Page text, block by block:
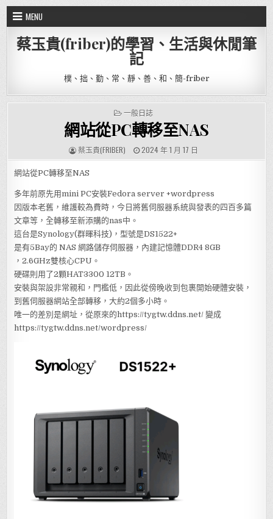
Skip to content
MENU
蔡玉貴(friber)的學習、生活與休閒筆
記
樸、拙、勤、常、靜、善、和、簡-friber
POSTED IN
一般日誌
網站從PC轉移至NAS
AUTHOR:
蔡玉貴(FRIBER) PUBLISHED DATE:
2024 年 1 月 17 日
網站從PC轉移至NAS
多年前原先用mini PC安裝Fedora server +wordpress
因版本老舊，維護較為費時，今日將舊伺服器系統與發表的四百多篇
文章等，全轉移至新添購的nas中。
這台是Synology(群暉科技)，型號是DS1522+
是有5Bay的 NAS 網路儲存伺服器，內建記憶體DDR4 8GB
，2.6GHz雙核心CPU。
硬碟則用了2顆HAT3300 12TB。
安裝與架設非常親和，門檻低，因此從傍晚收到包裹開始硬體安裝，
到舊伺服器網站全部轉移，大約2個多小時。
唯一的差別是網址，從原來的https://tygtw.ddns.net/ 變成
https://tygtw.ddns.net/wordpress/